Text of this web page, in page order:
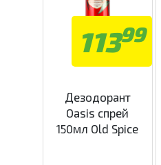
11399
Дезодорант
Oasis спрей
150мл Old Spice